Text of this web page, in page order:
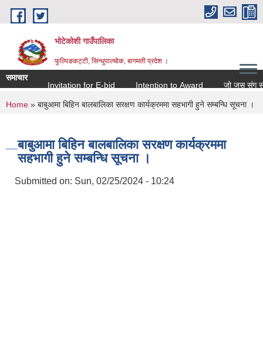
Skip to main content
भोटेकोशी गाउँपालिका
फुल्पिङकट्टी, सिन्धुपाल्चोक, बागमती प्रदेश ।
समाचार
Invitation for E-bid
Intention to Award जो जस संग
You are here
Home » बाबुआमा बिहिन बालबालिका सरक्षण कार्यक्रममा सहभागी हुने सम्बन्धि सूचना ।
बाबुआमा बिहिन बालबालिका सरक्षण कार्यक्रममा
सहभागी हुने सम्बन्धि सूचना ।
Submitted on: Sun, 02/25/2024 - 10:24